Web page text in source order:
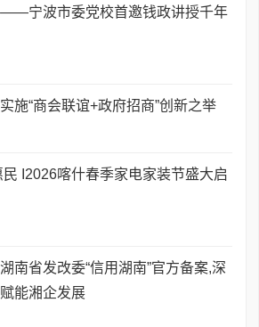
宁波市委党校首邀钱政讲授千年
施“商会联谊+政府招商”创新之举
民 I2026喀什春季家电家装节盛大启
南省发改委“信用湖南”官方备案,深
能湘企发展